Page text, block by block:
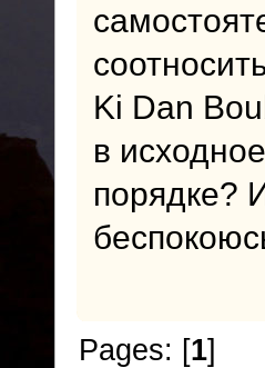
Ki Dan
в
порядке?
Pages: [1]